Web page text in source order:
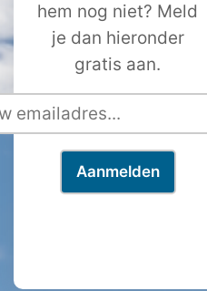
hem nog niet? Meld
je dan hieronder
gratis aan.